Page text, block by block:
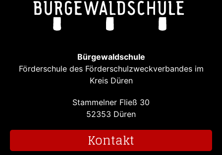
Bürgewaldschule
Förderschule des Förderschulzweckverbandes im
Kreis Düren
Stammelner Fließ 30
52353 Düren
Kontakt